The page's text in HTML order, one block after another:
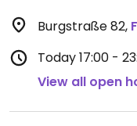
Burgstraße 82,
Today17:00 -
View all open